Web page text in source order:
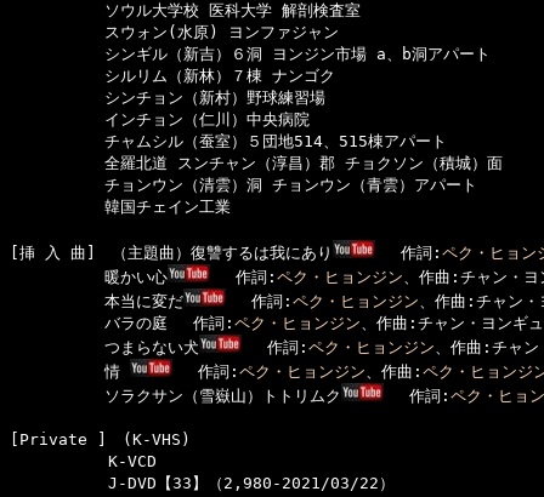
ソウル大学校 医科大学 解剖検査室
スウォン(水原) ヨンファジャン
シンギル（新吉）６洞 ヨンジン市場 a、b洞アパート
シルリム（新林）７棟 ナンゴク
シンチョン（新村）野球練習場
インチョン（仁川）中央病院
チャムシル（蚕室）５団地514、515棟アパート
全羅北道 スンチャン（淳昌）郡 チョクソン（積城）面
チョンウン（清雲）洞 チョンウン（青雲）アパート
韓国チェイン工業
[挿 入 曲]　（主題曲）復讐するは我にあり 作詞: ペク・ヒョン
暖かい心
作詞: ペク・ヒョンジン、作曲:チャン・
本当に変だ
作詞: ペク・ヒョンジン、作曲:チャン・
バラの庭　 作詞: ペク・ヒョンジン、作曲:チャン・ヨンギ
つまらない犬
作詞: ペク・ヒョンジン、作曲:チャン
情
作詞: ペク・ヒョンジン、作曲: ペク・ヒョンジ
ソラクサン（雪嶽山）トトリムク
作詞: ペク・ヒョ
[Private ]　(K-VHS)
  　　　　　K-VCD
  　　　　　J-DVD【33】（2,980-2021/03/22）